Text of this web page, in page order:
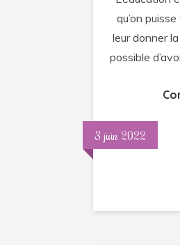
qu’on
leur donner
possible
3 juin 2022